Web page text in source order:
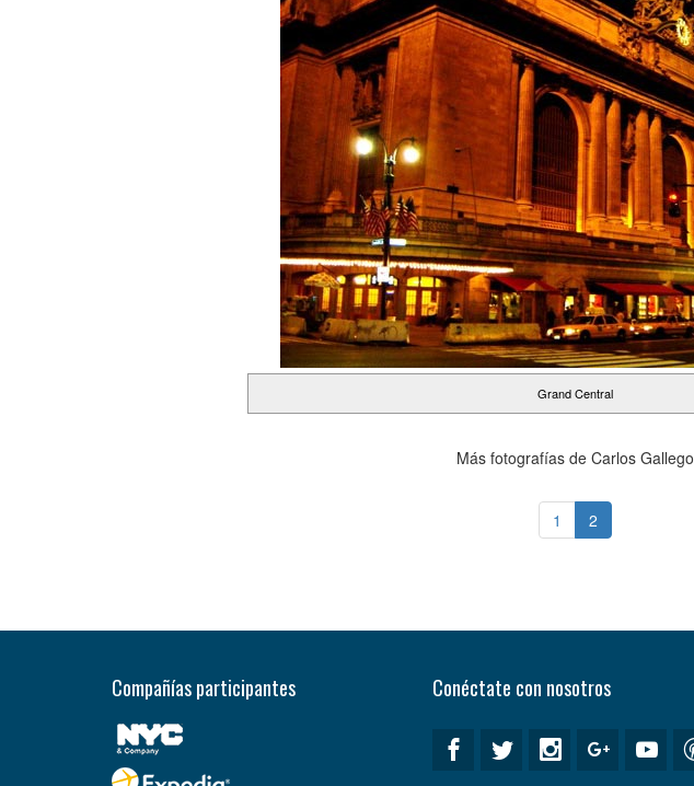
Grand Central
Más fotografías de Carlos Gallego
1 2
Compañías participantes Conéctate con nosotros